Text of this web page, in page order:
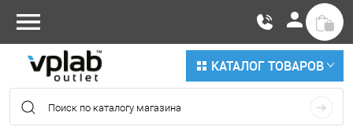
КАТАЛОГ ТОВАРОВ